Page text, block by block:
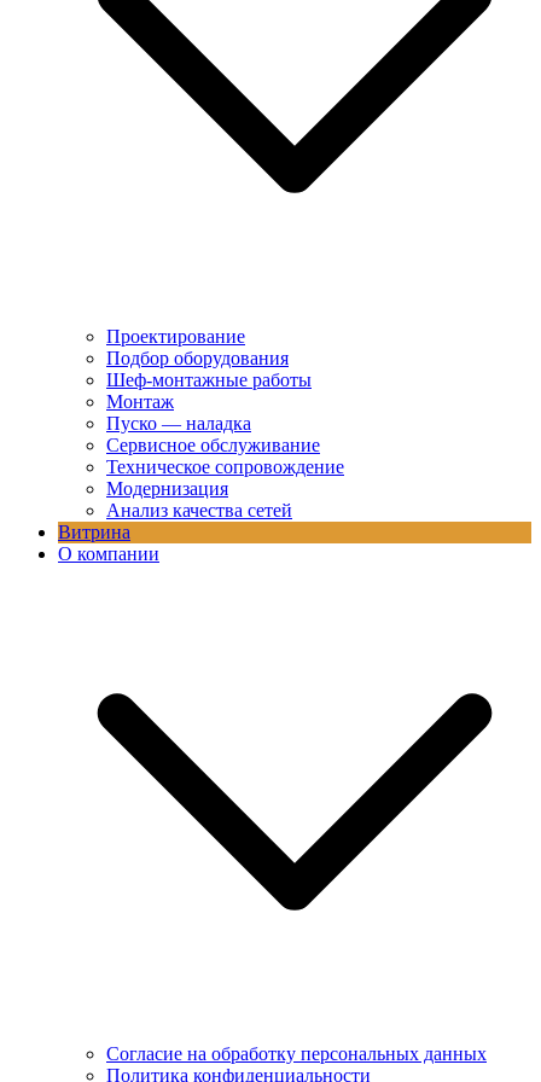
Проектирование
Подбор оборудования
Шеф-монтажные работы
Монтаж
Пуско — наладка
Сервисное обслуживание
Техническое сопровождение
Модернизация
Анализ качества сетей
Витрина
О компании
Согласие на обработку персональных данных
Политика конфиденциальности